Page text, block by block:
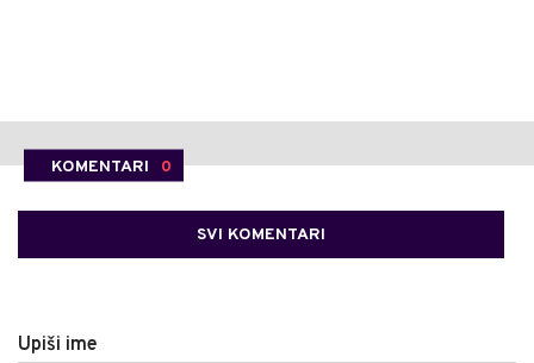
KOMENTARI 0
SVI KOMENTARI
Upiši ime